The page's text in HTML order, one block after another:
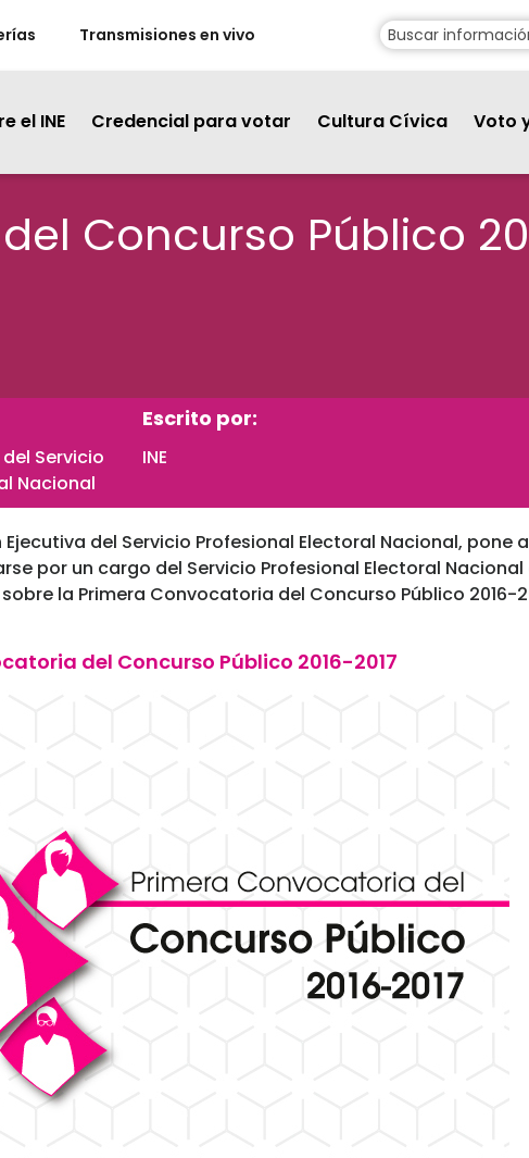
Transmisiones en vivo
el INE Credencial para votar Cultura Cívica Voto
Concurso Público
Servicio
Nacional
Escrito por:
INE
del Servicio Profesional Electoral Nacional, pone
por un cargo del Servicio Profesional Electoral Nacional
la Primera Convocatoria del Concurso Público 2016-
del Concurso Público 2016-2017